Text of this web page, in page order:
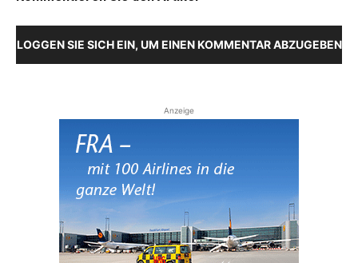
LOGGEN SIE SICH EIN, UM EINEN KOMMENTAR ABZUGEBEN
Anzeige